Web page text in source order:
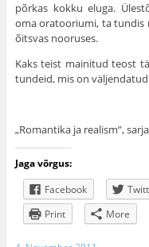
põrkas kokku eluga.
oma oratooriumi, ta tundis
õitsvas nooruses.
Kaks teist mainitud teost
tundeid, mis on
„Romantika ja realism”,
Jaga võrgus:
Facebook
Print
More